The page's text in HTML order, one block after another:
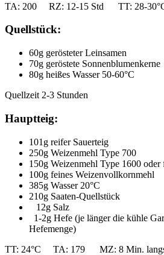
TA: 200 RZ: 12-15 Std TT: 28-
Quellstück:
60g gerösteter Leinsamen
70g geröstete Sonnenblumenkerne
80g heißes Wasser 50-60°C
Quellzeit 2-3 Stunden
Hauptteig:
101g reifer Sauerteig
250g Weizenmehl Type 700
150g Weizenmehl Type 1600 oder
100g feines Weizenvollkornmehl
385g Wasser 20°C
210g Saaten-Quellstück
12g Salz
1-2g Hefe (je länger die kühle
Hefemenge)
TT: 24°C TA: 179 MZ: 8 Min.